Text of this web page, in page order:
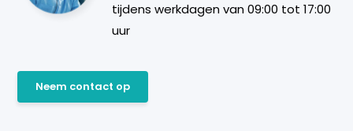
tijdens werkdagen van 09:00 tot 17:00
uur
Neem contact op